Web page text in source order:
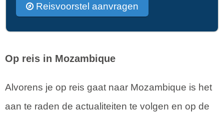
Reisvoorstel aanvragen
Op reis in Mozambique
Alvorens je op reis gaat naar Mozambique is het
aan te raden de actualiteiten te volgen en op de